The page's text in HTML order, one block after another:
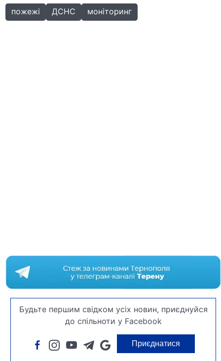
пожежі ДСНС моніторинг
Будьте першим свідком усіх новин, приєднуйся
до спільноти у Facebook
Приєднатися